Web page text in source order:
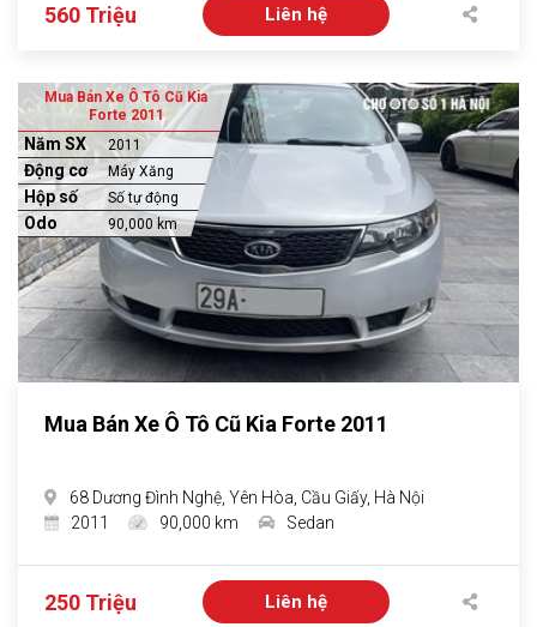
560 Triệu Liên hệ
Mua Bán Xe Ô Tô Cũ Kia
Forte 2011
Năm SX 2011
Động cơ Máy Xăng
Hộp số Số tự động
Odo 90,000 km
Mua Bán Xe Ô Tô Cũ Kia Forte 2011
68 Dương Đình Nghệ, Yên Hòa, Cầu Giấy, Hà Nội
2011
90,000 km Sedan
250 Triệu Liên hệ